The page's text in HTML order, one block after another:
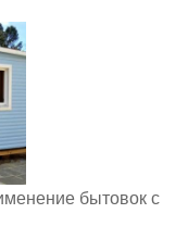
бытовок с